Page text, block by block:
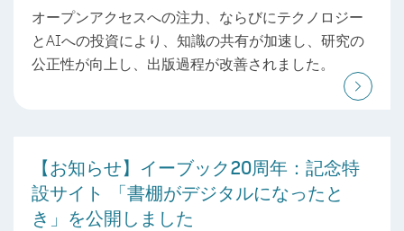
オープンアクセスへの注力、ならびにテクノロジー
とAIへの投資により、知識の共有が加速し、研究の
公正性が向上し、出版過程が改善されました。
【お知らせ】イーブック20周年：記念特
設サイト 「書棚がデジタルになったと
き」を公開しました